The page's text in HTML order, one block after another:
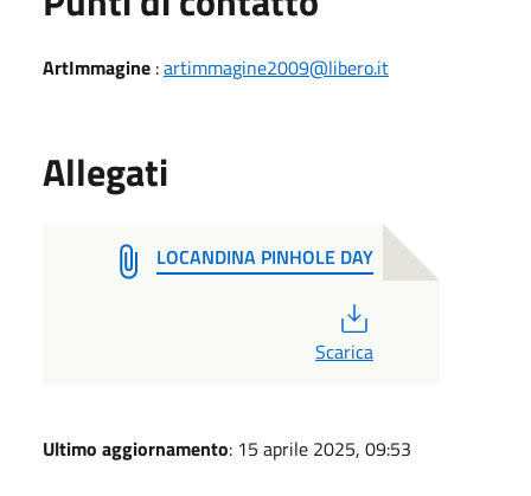
ArtImmagine :artimmagine2009@libero.it
Allegati
LOCANDINA PINHOLE DAY
Scarica
Ultimo aggiornamento: 15 aprile 2025, 09:53